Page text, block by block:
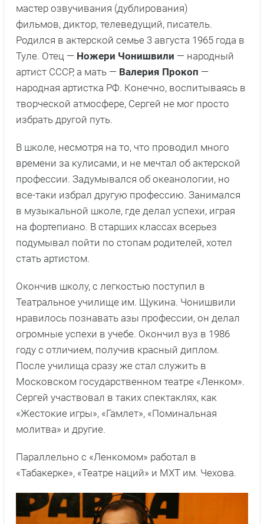
мастер озвучивания (дублирования)
фильмов, диктор, телеведущий, писатель.
Родился в актерской семье 3 августа 1965 года в
Туле. Отец — Ножери Чонишвили — народный
артист СССР, а мать — Валерия Прокоп —
народная артистка РФ. Конечно, воспитываясь в
творческой атмосфере, Сергей не мог просто
избрать другой путь.
В школе, несмотря на то, что проводил много
времени за кулисами, и не мечтал об актерской
профессии. Задумывался об океанологии, но
все-таки избрал другую профессию. Занимался
в музыкальной школе, где делал успехи, играя
на фортепиано. В старших классах всерьез
подумывал пойти по стопам родителей, хотел
стать артистом.
Окончив школу, с легкостью поступил в
Театральное училище им. Щукина. Чонишвили
нравилось познавать азы профессии, он делал
огромные успехи в учебе. Окончил вуз в 1986
году с отличием, получив красный диплом.
После училища сразу же стал служить в
Московском государственном театре «Ленком».
Сергей участвовал в таких спектаклях, как
«Жестокие игры», «Гамлет», «Поминальная
молитва» и другие.
Параллельно с «Ленкомом» работал в
«Табакерке», «Театре наций» и МХТ им. Чехова.